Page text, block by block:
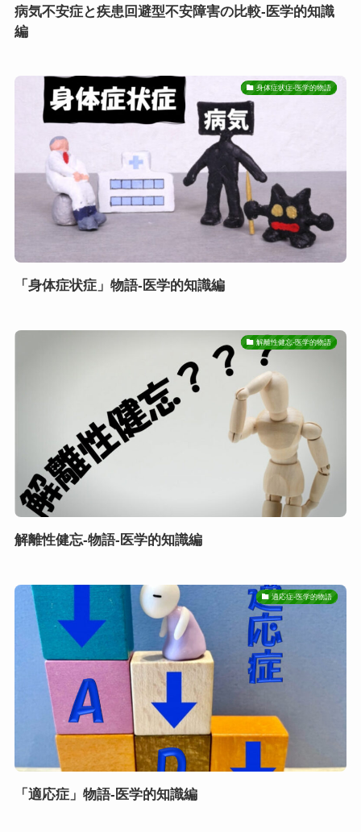
病気不安症と疾患回避型不安障害の比較-医学的知識
編
身体症状症-医学的物語
「身体症状症」物語-医学的知識編
解離性健忘-医学的物語
解離性健忘-物語-医学的知識編
適応症-医学的物語
「適応症」物語-医学的知識編